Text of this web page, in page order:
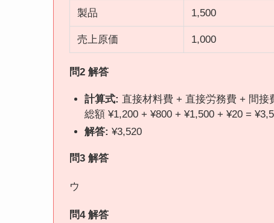
製品 1,500
売上原価 1,000
問2 解答
計算式: 直接材料費 + 直接労務費 + 間
総額 ¥1,200 + ¥800 + ¥1,500 + ¥20 =
解答: ¥3,520
問3 解答
ウ
問4 解答